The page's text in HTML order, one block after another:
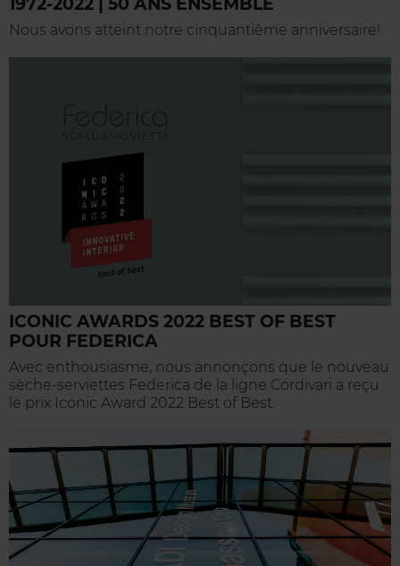
Nous avons atteint notre cinquantième anniversaire!
ICONIC AWARDS 2022 BEST OF BEST
POUR FEDERICA
Avec enthousiasme, nous annonçons que le nouveau
sèche-serviettes Federica de la ligne Cordivari a reçu
le prix Iconic Award 2022 Best of Best.